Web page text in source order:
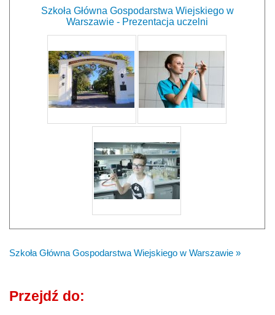
Szkoła Główna Gospodarstwa Wiejskiego w
Warszawie - Prezentacja uczelni
Szkoła Główna Gospodarstwa Wiejskiego w Warszawie »
Przejdź do: